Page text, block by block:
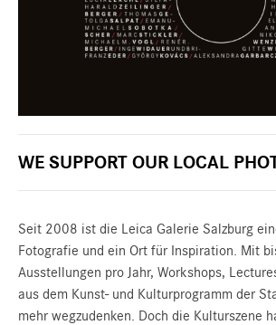
WE SUPPORT OUR LOCAL
Seit 2008 ist die Leica Galerie Salzburg
Fotografie und ein Ort für Inspiration. Mit
Ausstellungen pro Jahr, Workshops,
aus dem Kunst- und Kulturprogramm der
mehr wegzudenken. Doch die Kulturszene